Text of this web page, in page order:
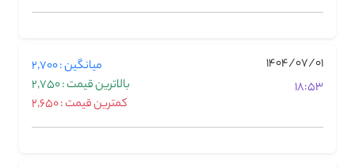
1404/07/01
18:53
میانگین : 2,700
بالاترین قیمت : 2,750
کمترین قیمت : 2,650